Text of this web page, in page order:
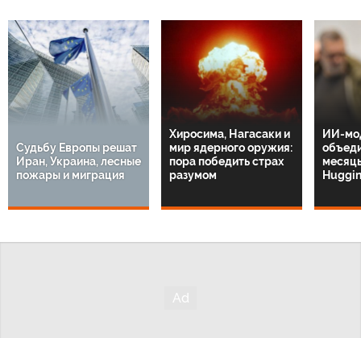
Судьбу Европы решат
Иран, Украина, лесные
пожары и миграция
Хиросима, Нагасаки и
мир ядерного оружия:
пора победить страх
разумом
ИИ-